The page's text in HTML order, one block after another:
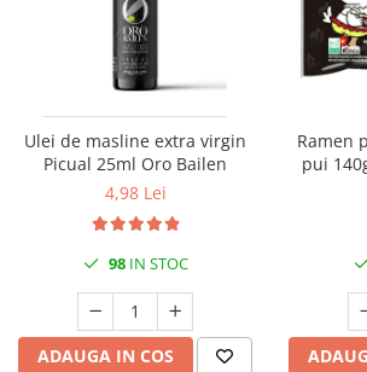
Ulei de masline extra virgin
Picual 25ml Oro Bailen
4,98 Lei
98IN STOC
ADAUGA IN COS
Ramen
pui